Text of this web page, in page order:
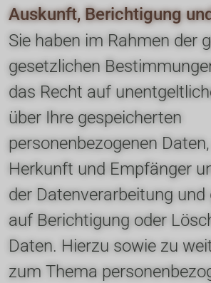
Auskunft, Berichtigung
Sie haben im Rahmen der
gesetzlichen
das Recht auf
über Ihre gespeicherten
personenbezogenen
Herkunft und Empfänger
der Datenverarbeitung und
auf Berichtigung oder
Daten. Hierzu sowie zu
zum Thema